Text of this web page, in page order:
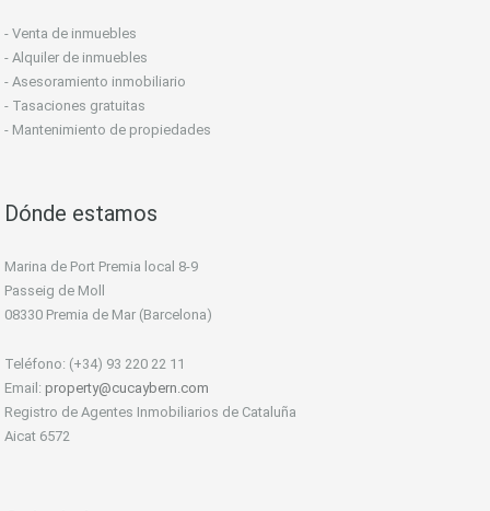
- Venta de inmuebles
- Alquiler de inmuebles
- Asesoramiento inmobiliario
- Tasaciones gratuitas
- Mantenimiento de propiedades
Dónde estamos
Marina de Port Premia local 8-9
Passeig de Moll
08330 Premia de Mar (Barcelona)
Teléfono: (+34) 93 220 22 11
Email: property@cucaybern.com
Registro de Agentes Inmobiliarios de Cataluña
Aicat 6572